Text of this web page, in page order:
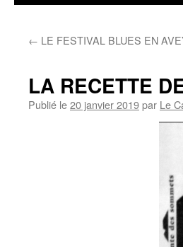
← LE FESTIVAL BLUES EN
LA RECETTE
Publié le20 janvier 2019par Le